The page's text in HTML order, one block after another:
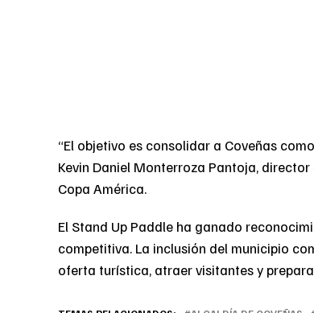
“El objetivo es consolidar a Coveñas
Kevin Daniel Monterroza Pantoja,
Copa América.
El Stand Up Paddle ha ganado
competitiva. La inclusión del municipio
oferta turística, atraer visitantes y